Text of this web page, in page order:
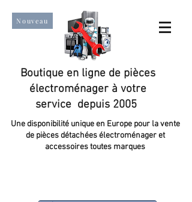
Nouveau
Boutique en ligne de pièces
électroménager à votre
service depuis 2005
Une disponibilité unique en Europe pour la vente
de pièces détachées électroménager et
accessoires toutes marques